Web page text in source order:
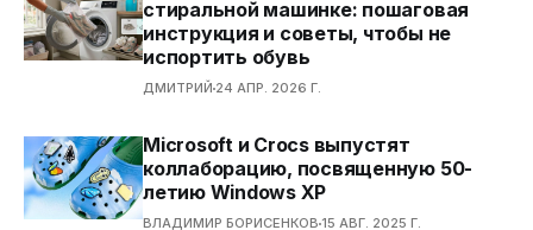
стиральной машинке: пошаговая
инструкция и советы, чтобы не
испортить обувь
ДМИТРИЙ 24 АПР. 2026 Г.
Microsoft и Crocs выпустят
коллаборацию, посвященную 50-
летию Windows XP
ВЛАДИМИР БОРИСЕНКОВ 15 АВГ. 2025 Г.